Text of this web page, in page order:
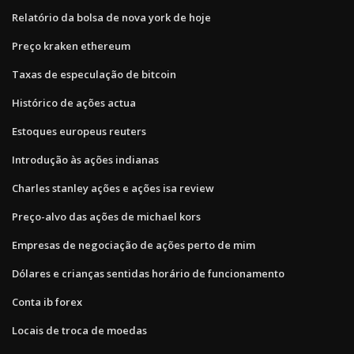
Relatório da bolsa de nova york de hoje
Preço kraken ethereum
Taxas de especulação de bitcoin
Histórico de ações actua
Estoques europeus reuters
Introdução às ações indianas
Charles stanley ações e ações isa review
Preço-alvo das ações de michael kors
Empresas de negociação de ações perto de mim
Dólares e crianças sentidas horário de funcionamento
Conta ib forex
Locais de troca de moedas